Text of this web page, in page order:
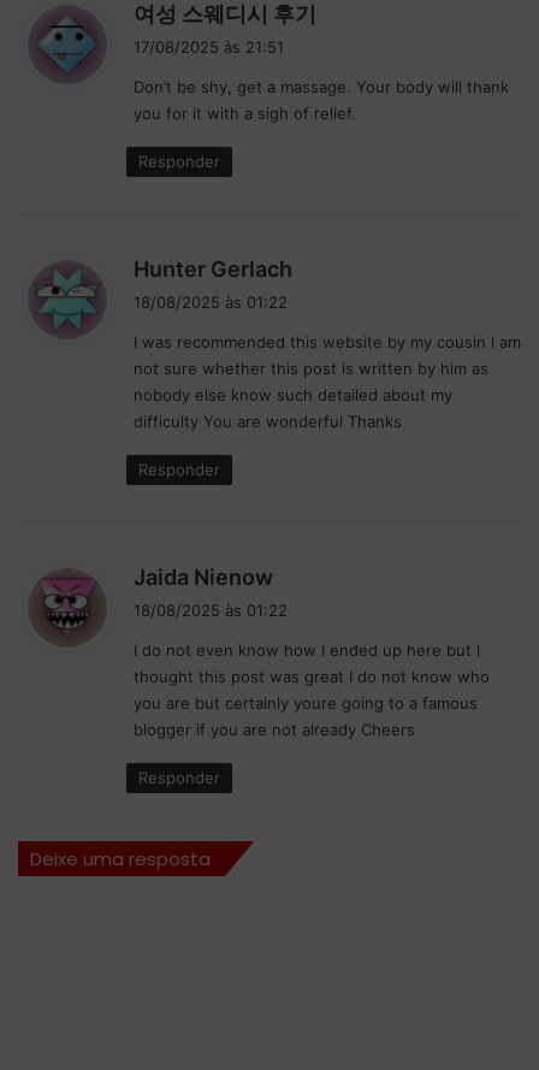
여성 스웨디시 후기
s
e
17/08/2025 às 21:51
Don’t be shy, get a massage. Your body will thank
you for it with a sigh of relief.
Responder
Hunter Gerlach
s
e
:
18/08/2025 às 01:22
I was recommended this website by my cousin I am
not sure whether this post is written by him as
nobody else know such detailed about my
difficulty You are wonderful Thanks
Responder
Jaida Nienow
i
s
e
:
18/08/2025 às 01:22
I do not even know how I ended up here but I
thought this post was great I do not know who
you are but certainly youre going to a famous
blogger if you are not already Cheers
Responder
Deixe uma resposta